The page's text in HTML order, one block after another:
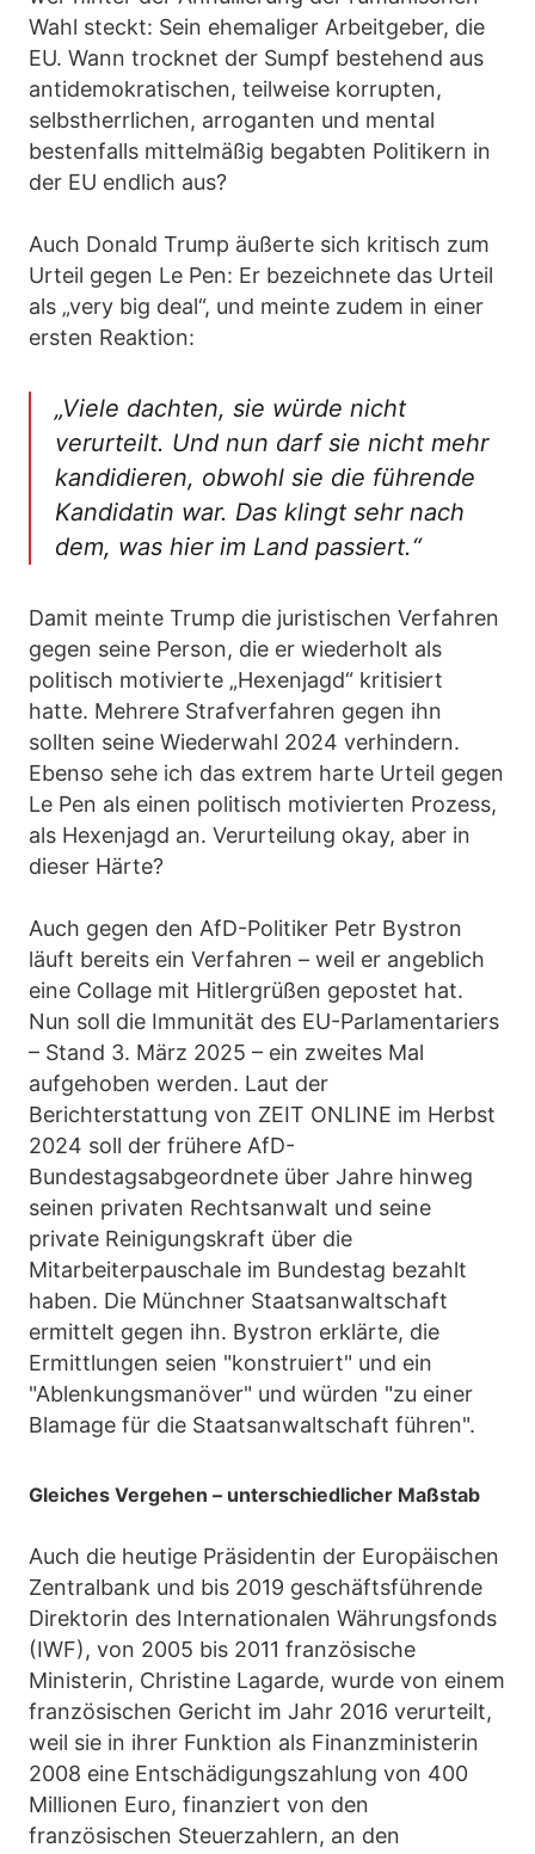
Wahl steckt: Sein ehemaliger Arbeitgeber, die
EU. Wann trocknet der Sumpf bestehend aus
antidemokratischen, teilweise korrupten,
selbstherrlichen, arroganten und mental
bestenfalls mittelmäßig begabten Politikern in
der EU endlich aus?
Auch Donald Trump äußerte sich kritisch zum
Urteil gegen Le Pen: Er bezeichnete das Urteil
als „very big deal“, und meinte zudem in einer
ersten Reaktion:
„Viele dachten, sie würde nicht
verurteilt. Und nun darf sie nicht mehr
kandidieren, obwohl sie die führende
Kandidatin war. Das klingt sehr nach
dem, was hier im Land passiert.“
Damit meinte Trump die juristischen Verfahren
gegen seine Person, die er wiederholt als
politisch motivierte „Hexenjagd“ kritisiert
hatte. Mehrere Strafverfahren gegen ihn
sollten seine Wiederwahl 2024 verhindern.
Ebenso sehe ich das extrem harte Urteil gegen
Le Pen als einen politisch motivierten Prozess,
als Hexenjagd an. Verurteilung okay, aber in
dieser Härte?
Auch gegen den AfD-Politiker Petr Bystron
läuft bereits ein Verfahren – weil er angeblich
eine Collage mit Hitlergrüßen gepostet hat.
Nun soll die Immunität des EU-Parlamentariers
– Stand 3. März 2025 – ein zweites Mal
aufgehoben werden. Laut der
Berichterstattung von ZEIT ONLINE im Herbst
2024 soll der frühere AfD-
Bundestagsabgeordnete über Jahre hinweg
seinen privaten Rechtsanwalt und seine
private Reinigungskraft über die
Mitarbeiterpauschale im Bundestag bezahlt
haben. Die Münchner Staatsanwaltschaft
ermittelt gegen ihn. Bystron erklärte, die
Ermittlungen seien "konstruiert" und ein
"Ablenkungsmanöver" und würden "zu einer
Blamage für die Staatsanwaltschaft führen".
Gleiches Vergehen – unterschiedlicher Maßstab
Auch die heutige Präsidentin der Europäischen
Zentralbank und bis 2019 geschäftsführende
Direktorin des Internationalen Währungsfonds
(IWF), von 2005 bis 2011 französische
Ministerin, Christine Lagarde, wurde von einem
französischen Gericht im Jahr 2016 verurteilt,
weil sie in ihrer Funktion als Finanzministerin
2008 eine Entschädigungszahlung von 400
Millionen Euro, finanziert von den
französischen Steuerzahlern, an den